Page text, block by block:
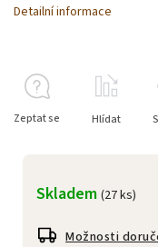
Skladem (27 ks)
Možnosti
Detailní informace
Zeptat se Hlídat